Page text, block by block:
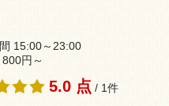
15:00～23:00
円～
5.0 点 / 1件